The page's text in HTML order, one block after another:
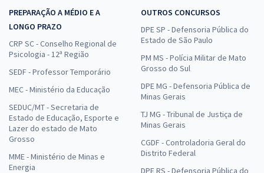
PREPARAÇÃO A MÉDIO E A
LONGO PRAZO
CRP SC - Conselho Regional de
Psicologia - 12ª Região
SEDF - Professor Temporário
MEC - Ministério da Educação
SEDUC/MT - Secretaria de
Estado de Educação, Esporte e
Lazer do estado de Mato
Grosso
MME - Ministério de Minas e
Energia
OUTROS CONCURSOS
DPE SP - Defensoria Pública do
Estado de São Paulo
PM MS - Polícia Militar de Mato
Grosso do Sul
DPE MG - Defensoria Pública de
Minas Gerais
TJ MG - Tribunal de Justiça de
Minas Gerais
CGDF - Controladoria Geral do
Distrito Federal
DPE RS - Defensoria Pública do